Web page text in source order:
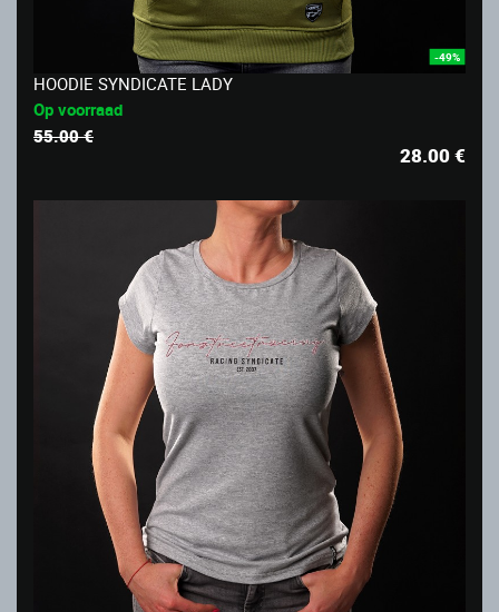
-49%
HOODIE SYNDICATE LADY
Op voorraad
55.00 €
28.00€